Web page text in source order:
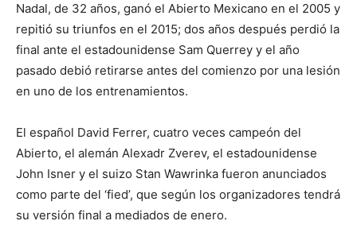
Nadal, de 32 años, ganó el Abierto Mexicano en el 2005 y
repitió su triunfos en el 2015; dos años después perdió la
final ante el estadounidense Sam Querrey y el año
pasado debió retirarse antes del comienzo por una lesión
en uno de los entrenamientos.
El español David Ferrer, cuatro veces campeón del
Abierto, el alemán Alexadr Zverev, el estadounidense
John Isner y el suizo Stan Wawrinka fueron anunciados
como parte del ‘fied’, que según los organizadores tendrá
su versión final a mediados de enero.